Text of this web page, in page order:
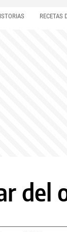
RECETAS
del